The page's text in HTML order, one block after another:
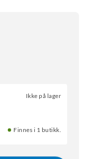
Ikke på lager
Finnes i 1 butikk.